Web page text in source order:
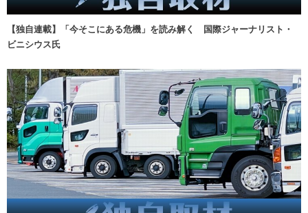
【独自連載】「今そこにある危機」を読み解く 国際ジャーナリスト・
ビニシウス氏